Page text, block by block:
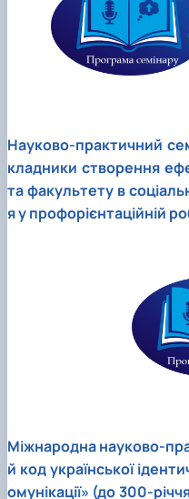
Науково-практичний
кладники створення
та факультету в
я у профорієнтаційній
Міжнародна науково-
й код української
омунікації» (до 300-